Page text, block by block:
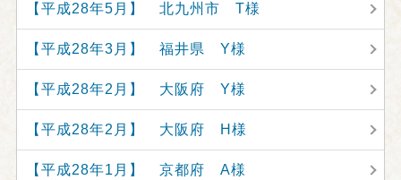
【平成28年5月】 北九州市 T様
【平成28年3月】 福井県 Y様
【平成28年2月】 大阪府 Y様
【平成28年2月】 大阪府 H様
【平成28年1月】 京都府 A様